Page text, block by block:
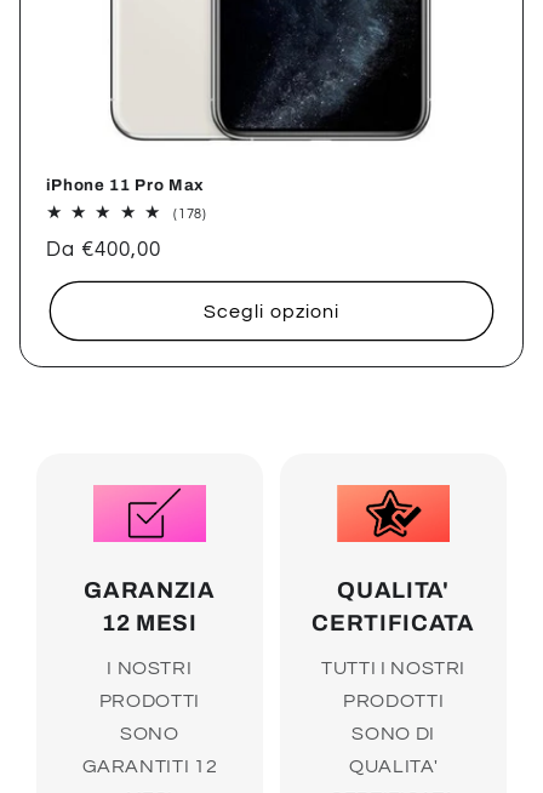
iPhone 11 Pro Max
(178)178
Prezzo
listino
Da €400,00
Scegli opzioni
GARANZIA
12 MESI
I NOSTRI
PRODOTTI
SONO
GARANTITI 12
QUALITA'
CERTIFICATA
TUTTI I NOSTRI
PRODOTTI
SONO DI
QUALITA'